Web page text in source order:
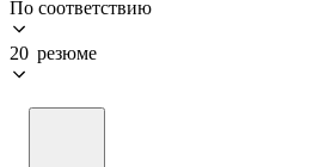
По соответствию
20 резюме